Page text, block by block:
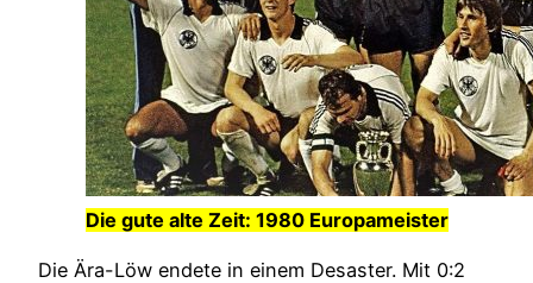
Die gute alte Zeit: 1980 Europameister
Die Ära-Löw endete in einem Desaster. Mit 0:2